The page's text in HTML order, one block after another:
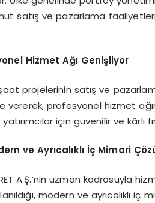
satış ve pazarlama
Hizmet Ağı Genişliyor
inşaat projelerinin satış ve
vererek, profesyonel hizmet
için güvenilir ve kârlı
ve Ayrıcalıklı İç Mimari
A.Ş.’nin uzman kadrosuyla
modern ve ayrıcalıklı